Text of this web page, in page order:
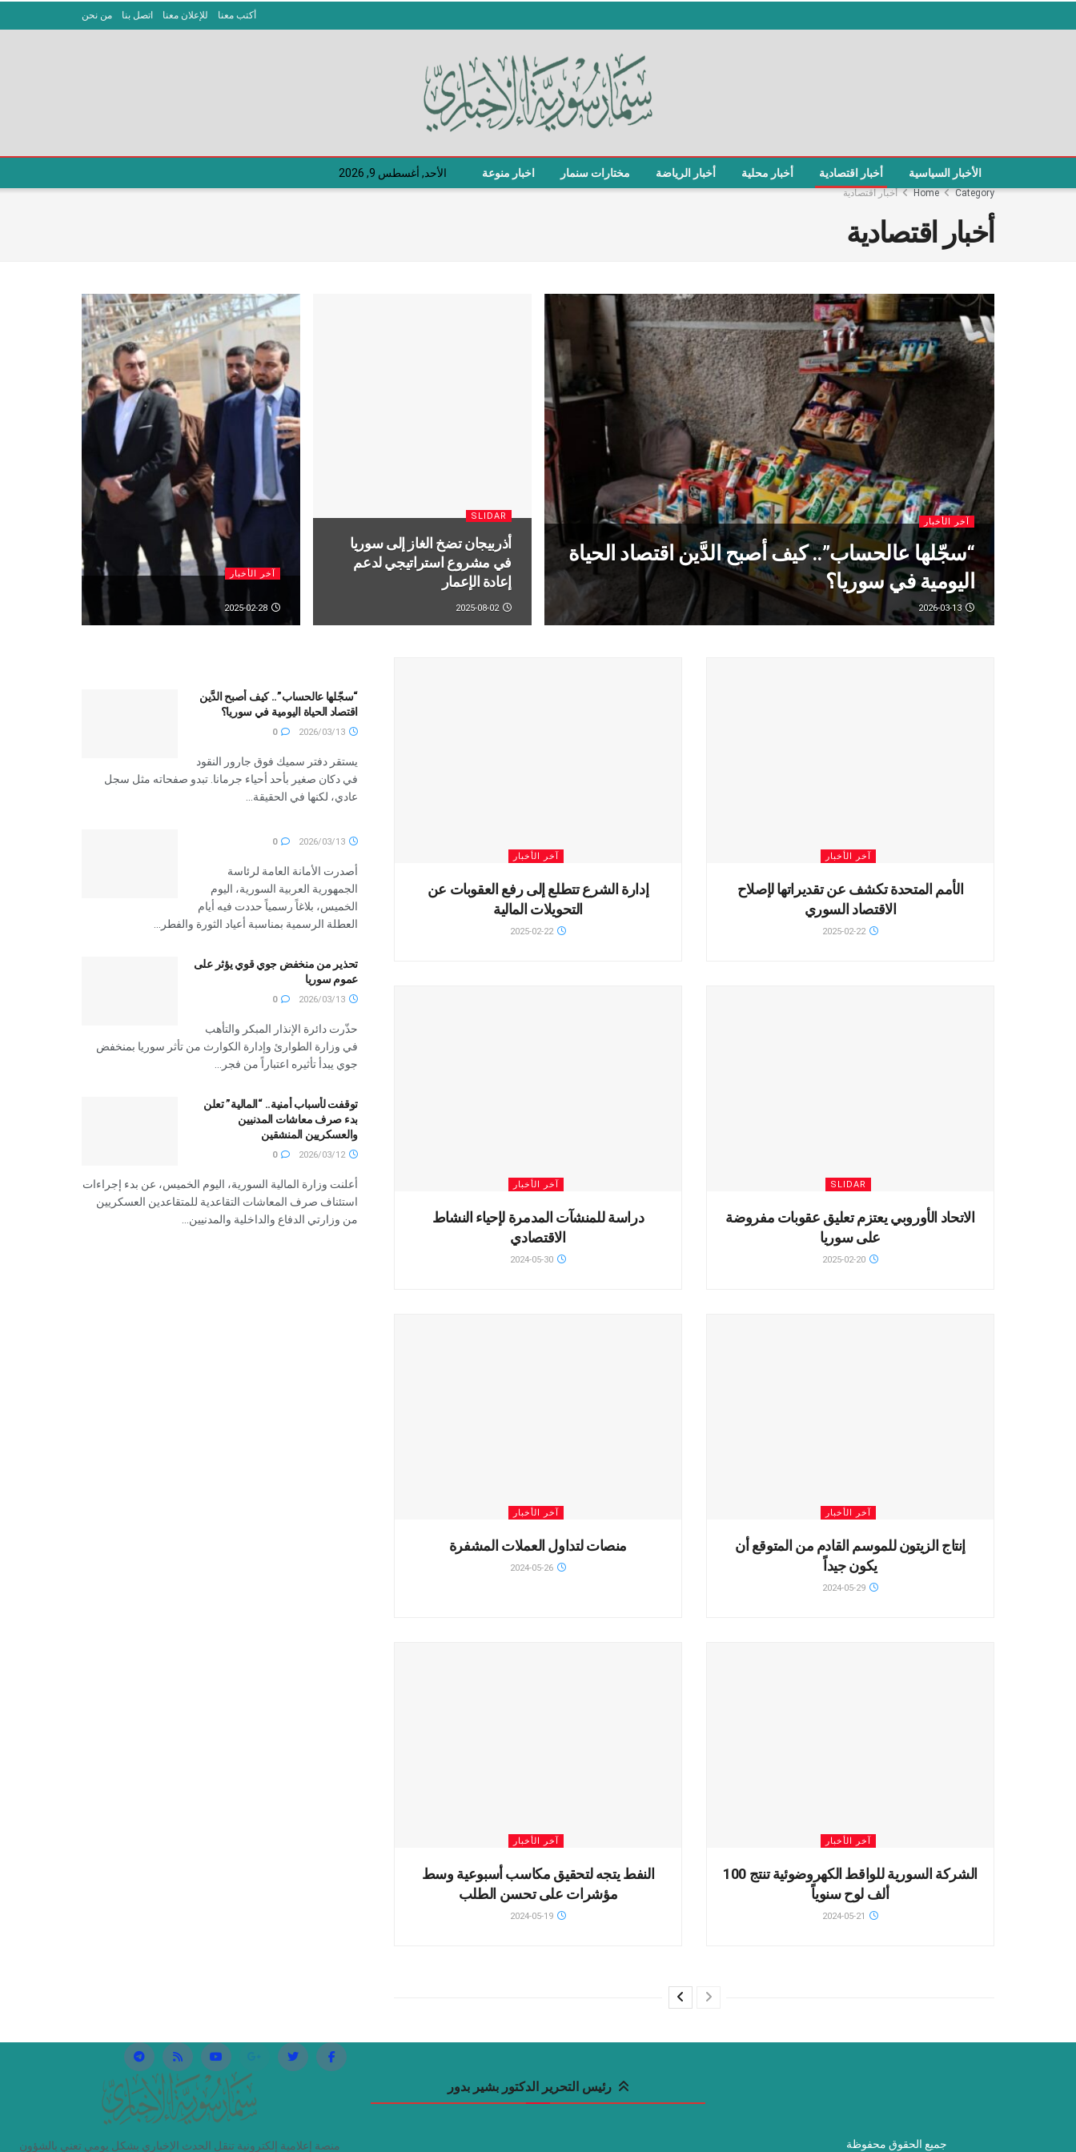
أكتب معنا للإعلان معنا اتصل بنا من نحن
الأخبار السياسية أخبار اقتصادية أخبار محلية أخبار الرياضة مختارات سنمار اخبار منوعة الأحد, أغسطس 9, 2026
Home Category أخبار اقتصادية
أخبار اقتصادية
آخر الأخبار
“سجّلها عالحساب”.. كيف أصبح الدَّين اقتصاد الحياة
اليومية في سوريا؟
SLIDAR
أذربيجان تضخ الغاز إلى سوريا
في مشروع استراتيجي لدعم
إعادة الإعمار
2025-08-02
آخر الأخبار
آخر الأخبار
الأمم المتحدة تكشف عن تقديراتها لإصلاح
الاقتصاد السوري
2025-02-22
آخر الأخبار
إدارة الشرع تتطلع إلى رفع العقوبات عن
التحويلات المالية
2025-02-22
SLIDAR
الاتحاد الأوروبي يعتزم تعليق عقوبات مفروضة
على سوريا
آخر الأخبار
دراسة للمنشآت المدمرة لإحياء النشاط
الاقتصادي
آخر الأخبار
إنتاج الزيتون للموسم القادم من المتوقع أن
يكون جيداً
آخر الأخبار
منصات لتداول العملات المشفرة
آخر الأخبار
الشركة السورية للواقط الكهروضوئية تنتج 100
ألف لوح سنوياً
آخر الأخبار
النفط يتجه لتحقيق مكاسب أسبوعية وسط
مؤشرات على تحسن الطلب
“سجّلها عالحساب”.. كيف أصبح الدَّين
اقتصاد الحياة اليومية في سوريا؟
0
يستقر دفتر سميك فوق جارور النقود
في دكان صغير بأحد أحياء جرمانا. تبدو صفحاته مثل سجل
عادي، لكنها في الحقيقة...
0
أصدرت الأمانة العامة لرئاسة
الجمهورية العربية السورية، اليوم
الخميس، بلاغاً رسمياً حددت فيه أيام
العطلة الرسمية بمناسبة أعياد الثورة والفطر...
تحذير من منخفض جوي قوي يؤثر على
عموم سوريا
0
حذّرت دائرة الإنذار المبكر والتأهب
في وزارة الطوارئ وإدارة الكوارث من تأثر سوريا بمنخفض
جوي يبدأ تأثيره اعتباراً من فجر...
توقفت لأسباب أمنية.. “المالية” تعلن
بدء صرف معاشات المدنيين
والعسكريين المنشقين
2026/03/12
0
أعلنت وزارة المالية السورية، اليوم الخميس، عن بدء إجراءات
استئناف صرف المعاشات التقاعدية للمتقاعدين العسكريين
من وزارتي الدفاع والداخلية والمدنيين...
منصة إعلامية إلكترونية تنقل الحدث الإخباري بشكلٍ يومي تعني بالشؤون
رئيس التحرير الدكتور بشير بدور
جميع الحقوق محفوظة